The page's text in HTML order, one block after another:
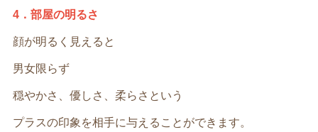
4．部屋の明るさ
顔が明るく見えると
男女限らず
穏やかさ、優しさ、柔らさという
プラスの印象を相手に与えることができます。